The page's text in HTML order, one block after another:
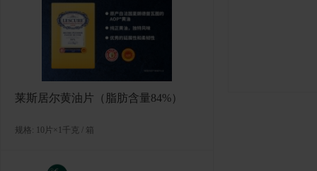
莱斯居尔黄油片（脂肪含量84%）
规格: 10片×1千克 / 箱